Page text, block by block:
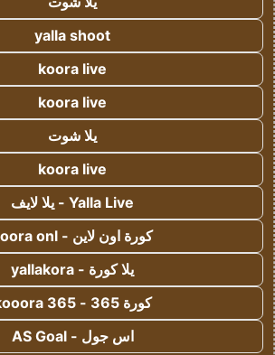
yalla shoot
koora live
koora live
يلا شوت
koora live
Yalla Live - يلا لايف
كورة اون لاين - koora onl
يلا كورة - yallakora
كورة 365 - kooora 365
اس جول - AS Goal